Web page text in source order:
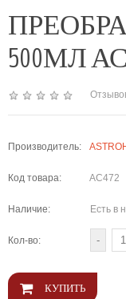
500МЛ
Производитель:
Код товара: AC472
Наличие: Есть в
Кол-во: